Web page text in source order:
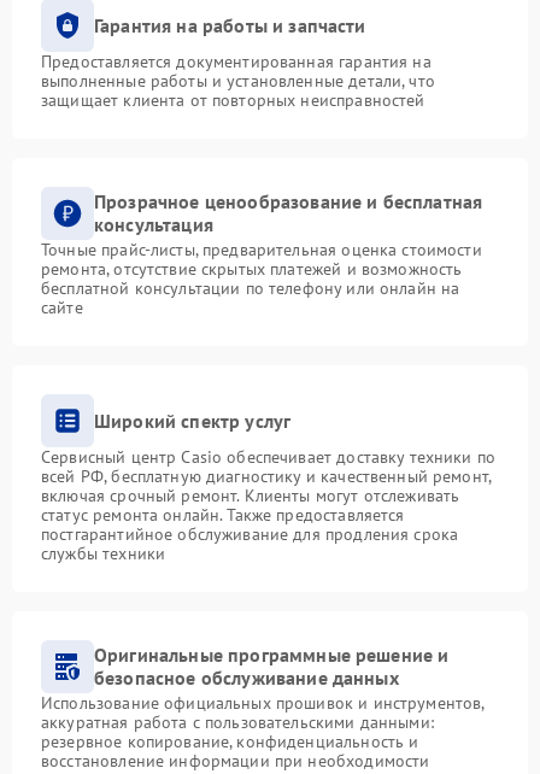
Гарантия на работы и запчасти
Предоставляется документированная гарантия на
выполненные работы и установленные детали, что
защищает клиента от повторных неисправностей
Прозрачное ценообразование и бесплатная
консультация
Точные прайс-листы, предварительная оценка стоимости
ремонта, отсутствие скрытых платежей и возможность
бесплатной консультации по телефону или онлайн на
сайте
Широкий спектр услуг
Сервисный центр Casio обеспечивает доставку техники по
всей РФ, бесплатную диагностику и качественный ремонт,
включая срочный ремонт. Клиенты могут отслеживать
статус ремонта онлайн. Также предоставляется
постгарантийное обслуживание для продления срока
службы техники
Оригинальные программные решение и
безопасное обслуживание данных
Использование официальных прошивок и инструментов,
аккуратная работа с пользовательскими данными:
резервное копирование, конфиденциальность и
восстановление информации при необходимости